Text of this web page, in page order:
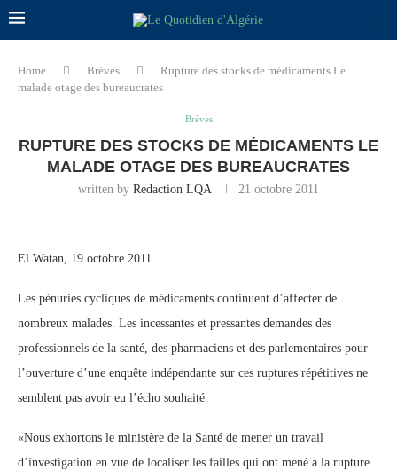
Home Brèves
Rupture des stocks de médicaments Le
malade otage des bureaucrates
Brèves
RUPTURE DES STOCKS DE MÉDICAMENTS LE
MALADE OTAGE DES BUREAUCRATES
written by Redaction LQA 21 octobre 2011
El Watan, 19 octobre 2011
Les pénuries cycliques de médicaments continuent d’affecter de
nombreux malades. Les incessantes et pressantes demandes des
professionnels de la santé, des pharmaciens et des parlementaires pour
l’ouverture d’une enquête indépendante sur ces ruptures répétitives ne
semblent pas avoir eu l’écho souhaité.
«Nous exhortons le ministère de la Santé de mener un travail
d’investigation en vue de localiser les failles qui ont mené à la rupture